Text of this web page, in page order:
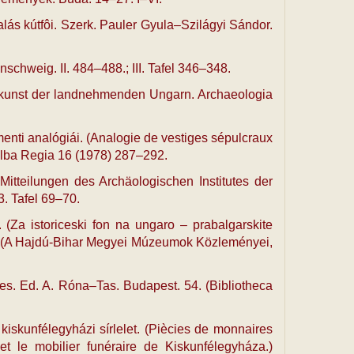
kút­fôi. Szerk. Pauler Gyu­la–Szil­ágyi Sán­dor.
II. 484–488.; III. Tafel 346–348.
der landnehmenden Ungarn. Archaeologia
ana­ló­gi­ái. (Analogie de vestiges sépulcraux
Regia 16 (1978) 287–292.
des Archäologischen Institutes der
Tafel 69–70.
(Za istoriceski fon na ungaro – prabalgarskite
Haj­dú-Bihar Me­gyei Mú­ze­u­mok Köz­le­mé­nyei,
Ed. A. Ró­na–Tas. Bu­da­pest. 54. (Bibliotheca
sír­le­let. (Piècies de monnaires
le mobilier funéraire de Kis­kun­fé­legy­há­za.)